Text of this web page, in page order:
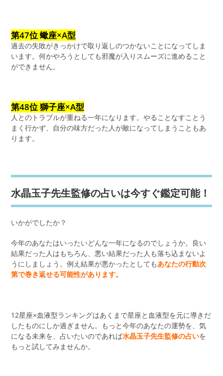
第47位 蠍座×A型
過去の失敗がきっかけで取り返しのつかないことになってしま
います。何かやろうとしても邪魔が入りスムーズに進めること
ができません。
第48位 獅子座×A型
人とのトラブルが重ねる一年になります。やることなすことう
まく行かず、自分の味方だった人が敵になってしまうこともあ
ります。
水晶玉子先生監修の占いは今すぐ鑑定可能！
いかがでしたか？
今年のあなたはいったいどんな一年になるのでしょうか。良い
結果だった人はもちろん、悪い結果だった人も落ち込まないよ
うにしましょう。例え結果が悪かったとしてもあなたの行動次
第で巻き返せる可能性があります。
12星座×血液型ランキングはあくまで星座と血液型を元に導きだ
したものにしか過ぎません。もっと今年のあなたの運勢を、気
になる未来を、占いたいのであれば水晶玉子先生監修の占いを
もっと試してみませんか。